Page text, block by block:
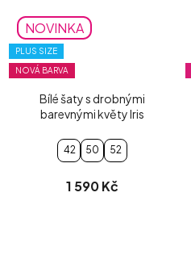
NOVINKA
PLUS SIZE
NOVÁ BARVA
Bílé šaty s drobnými
barevnými květy Iris
42 50 52
1 590 Kč